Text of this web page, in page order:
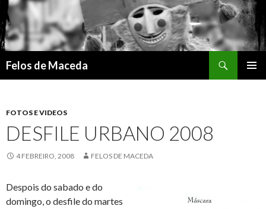
Felos de Maceda
FOTOS E VIDEOS
DESFILE URBANO 2008
4 FEBREIRO, 2008 FELOS DE MACEDA
Despois do sabado e do
domingo, o desfile do martes